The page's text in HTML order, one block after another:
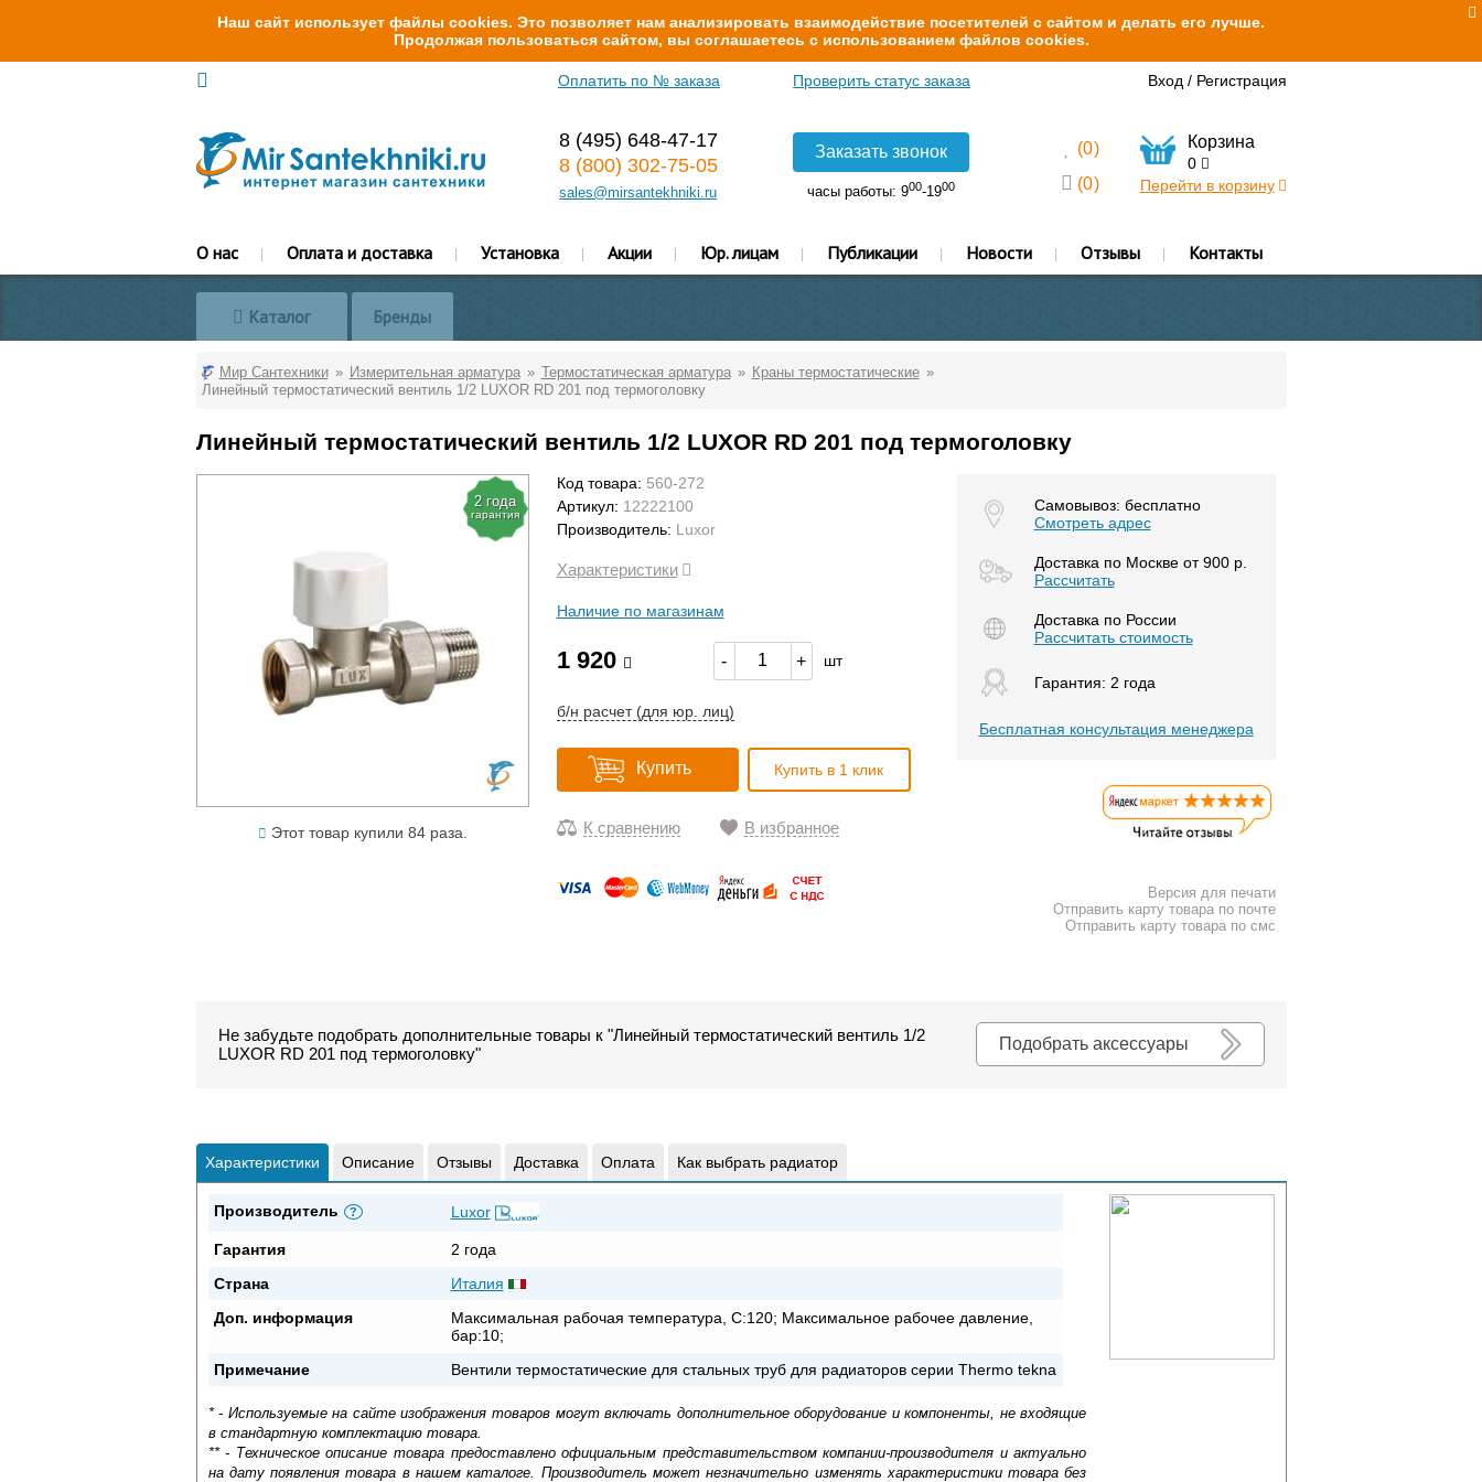
Наш сайт использует файлы cookies. Это позволяет нам анализировать взаимодействие посетителей с сайтом и делать его лучше.
Продолжая пользоваться сайтом, вы соглашаетесь с использованием файлов cookies.
Оплатить по № заказа Проверить статус заказа Вход / Регистрация
8 (495) 648-47-17
8 (800) 302-75-05
sales@mirsantekhniki.ru
Заказать звонок
часы работы: 900-1900
(0)
(0)
Корзина
0
Перейти в корзину
О нас Оплата и доставка Установка Акции Юр. лицам Публикации Новости Отзывы Контакты
Каталог Бренды
Мир Сантехники Измерительная арматура Термостатическая арматура
Краны термостатические
Линейный термостатический вентиль 1/2 LUXOR RD 201 под термоголовку
Линейный термостатический вентиль 1/2 LUXOR RD 201 под термоголовку
2 года
гарантия
Этот товар купили 84 раза.
Код товара: 560-272
Артикул: 12222100
Производитель: Luxor
Характеристики
Наличие по магазинам
1 920 - + шт
б/н расчет (для юр. лиц)
Купить Купить в 1 клик
К сравнению В избранное
Самовывоз: бесплатно
Смотреть адрес
Доставка по Москве от 900 р.
Расcчитать
Доставка по России
Рассчитать стоимость
Гарантия: 2 года
Бесплатная консультация менеджера
Версия для печати
Отправить карту товара по почте
Отправить карту товара по смс
Подобрать аксессуары
Не забудьте подобрать дополнительные товары к "Линейный термостатический вентиль 1/2
LUXOR RD 201 под термоголовку"
Характеристики Описание Отзывы Доставка Оплата Как выбрать радиатор
Производитель ? Luxor
Гарантия
2 года
Страна
Италия
Доп. информация
Максимальная рабочая температура, С:120; Максимальное рабочее давление,
бар:10;
Примечание
Вентили термостатические для стальных труб для радиаторов серии Thermo tekna
* - Используемые на сайте изображения товаров могут включать дополнительное оборудование и компоненты, не входящие
в стандартную комплектацию товара.
** - Техническое описание товара предоставлено официальным представительством компании-производителя и актуально
на дату появления товара в нашем каталоге. Производитель может незначительно изменять характеристики товара без